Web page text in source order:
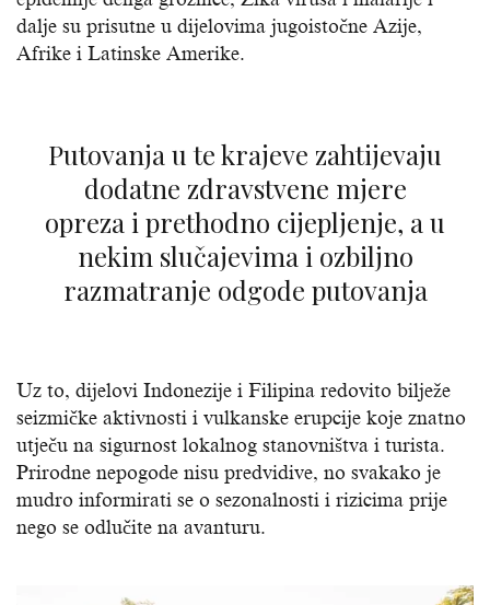
dalje su prisutne u dijelovima jugoistočne Azije,
Afrike i Latinske Amerike.
Putovanja u te krajeve zahtijevaju
dodatne zdravstvene mjere
opreza i prethodno cijepljenje, a u
nekim slučajevima i ozbiljno
razmatranje odgode putovanja
Uz to, dijelovi Indonezije i Filipina redovito bilježe
seizmičke aktivnosti i vulkanske erupcije koje znatno
utječu na sigurnost lokalnog stanovništva i turista.
Prirodne nepogode nisu predvidive, no svakako je
mudro informirati se o sezonalnosti i rizicima prije
nego se odlučite na avanturu.